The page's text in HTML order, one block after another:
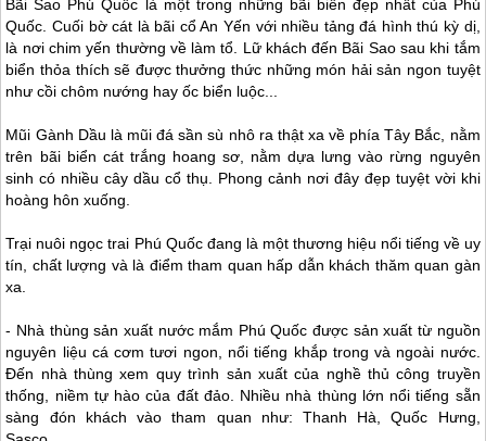
Bãi Sao Phú Quốc là một trong những bãi biển đẹp nhất của Phú
Quốc. Cuối bờ cát là bãi cổ An Yến với nhiều tảng đá hình thú kỳ dị,
là nơi chim yến thường về làm tổ. Lữ khách đến Bãi Sao sau khi tắm
biển thỏa thích sẽ được thưởng thức những món hải sản ngon tuyệt
như cồi chôm nướng hay ốc biển luộc...
Mũi Gành Dầu là mũi đá sần sù nhô ra thật xa về phía Tây Bắc, nằm
trên bãi biển cát trắng hoang sơ, nằm dựa lưng vào rừng nguyên
sinh có nhiều cây dầu cổ thụ. Phong cảnh nơi đây đẹp tuyệt vời khi
hoàng hôn xuống.
Trại nuôi ngọc trai Phú Quốcđang là một thương hiệu nổi tiếng về uy
tín, chất lượng và là điểm tham quan hấp dẫn khách thăm quan gàn
xa.
- Nhà thùng sản xuất nước mắm Phú Quốc được sản xuất từ nguồn
nguyên liệu cá cơm tươi ngon, nổi tiếng khắp trong và ngoài nước.
Đến nhà thùng xem quy trình sản xuất của nghề thủ công truyền
thống, niềm tự hào của đất đảo. Nhiều nhà thùng lớn nổi tiếng sẵn
sàng đón khách vào tham quan như: Thanh Hà, Quốc Hưng,